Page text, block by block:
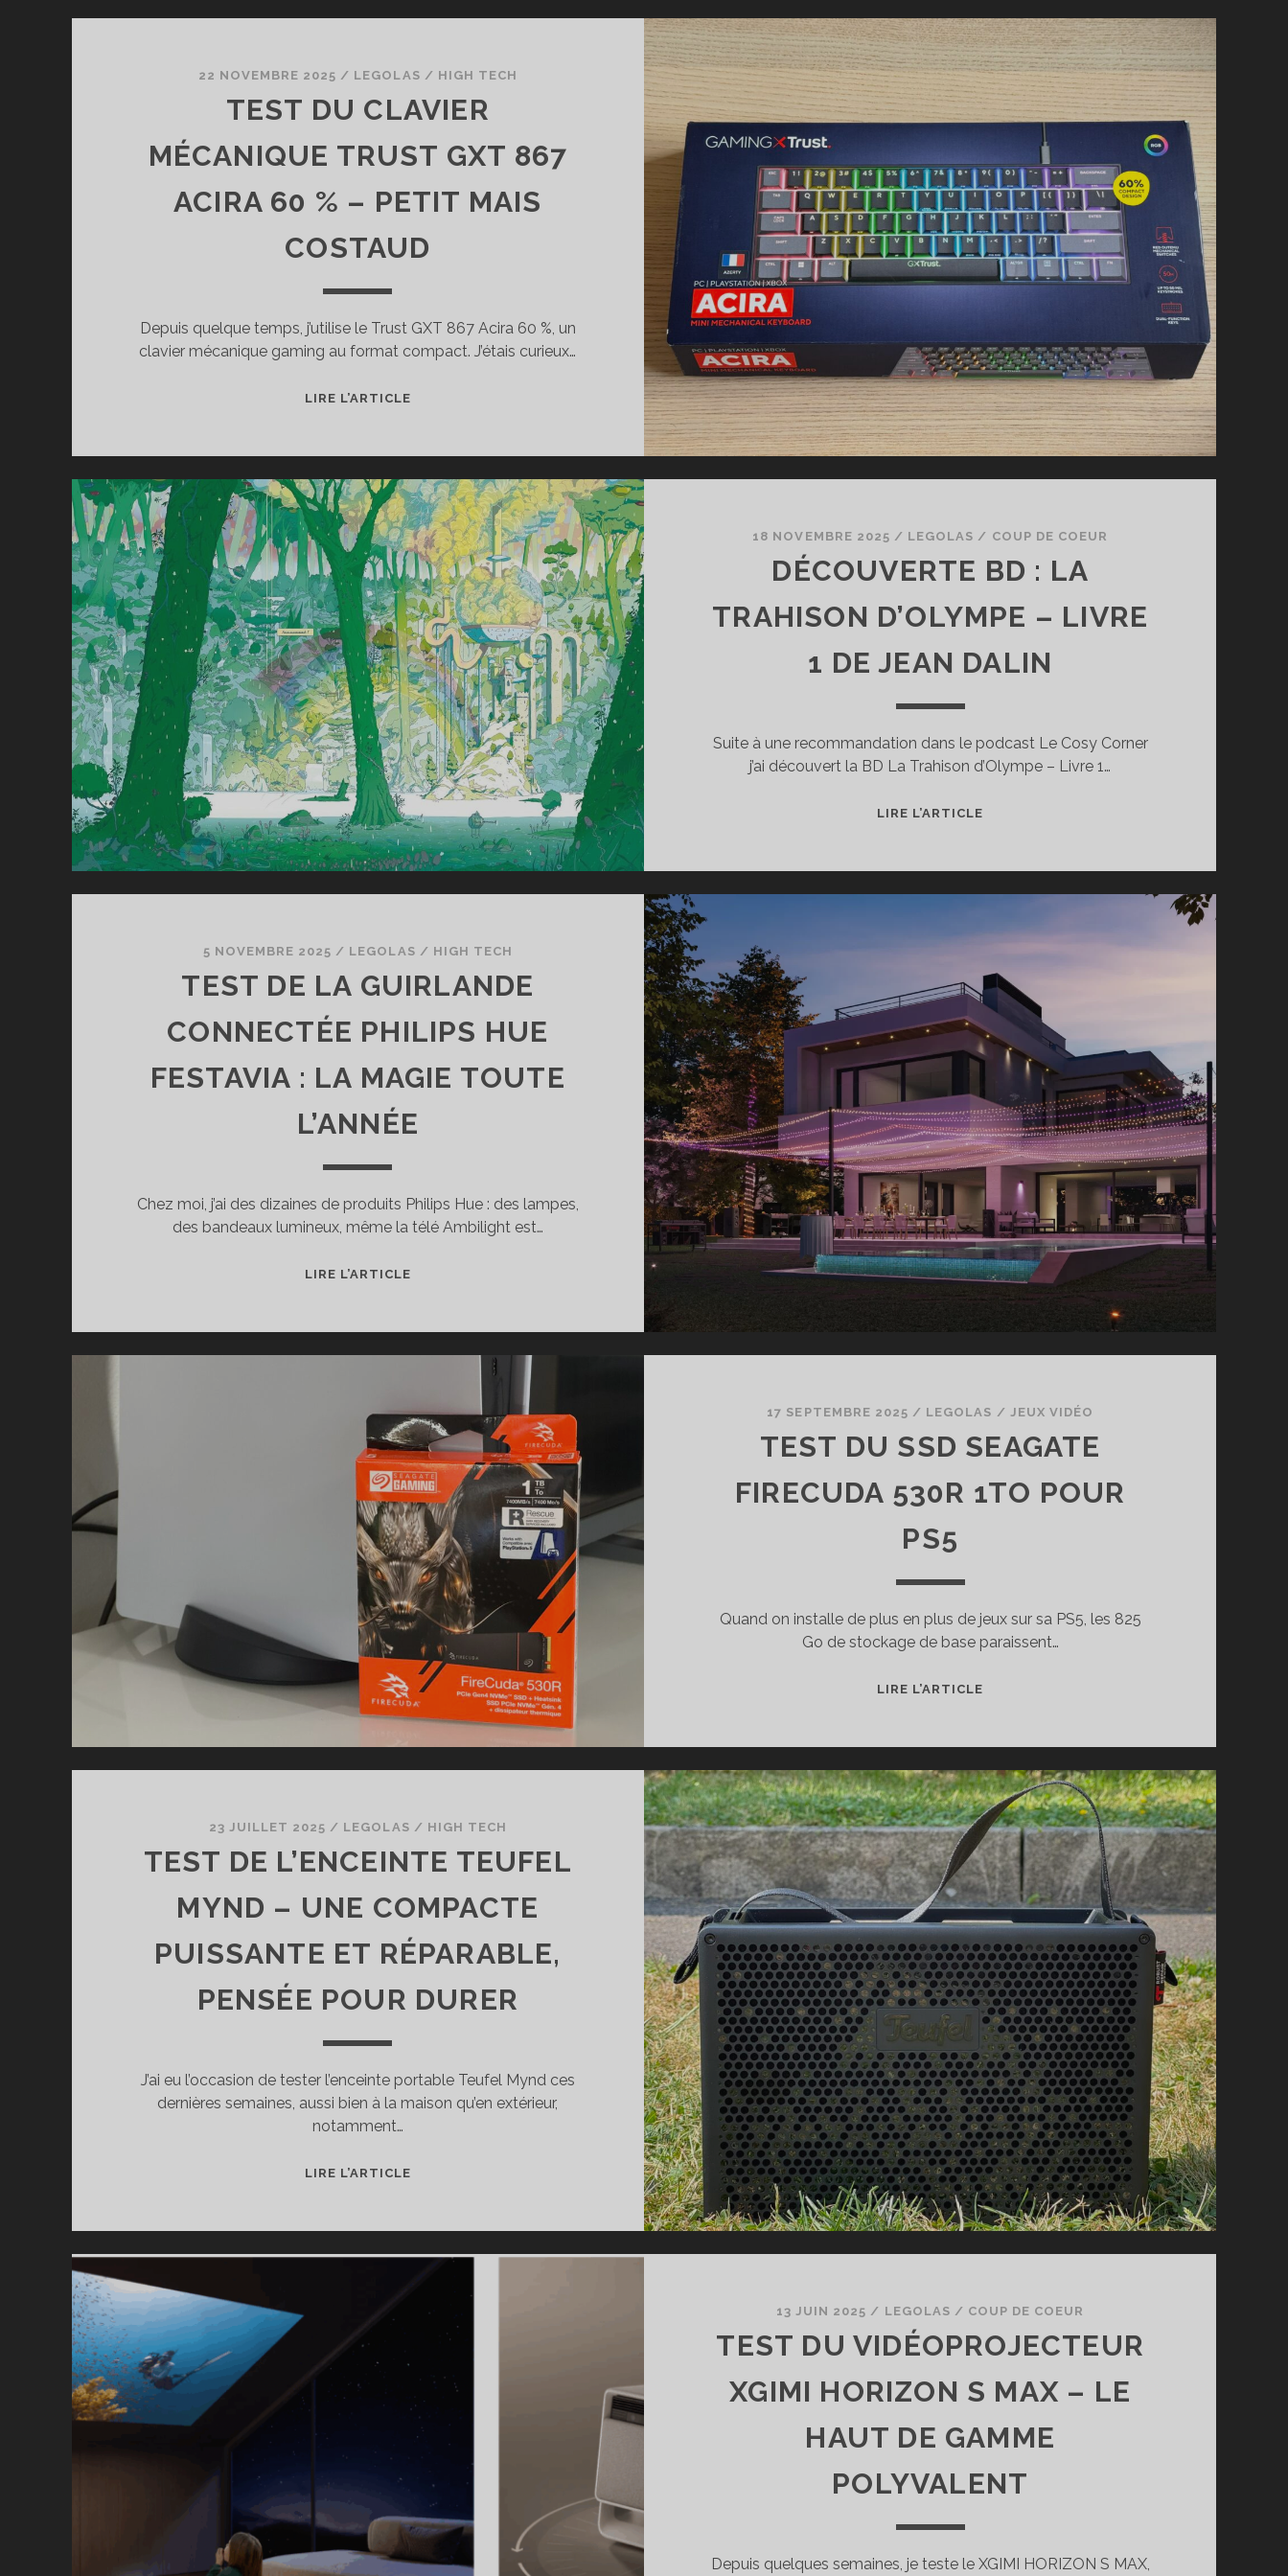
QUAND
ON
VIENT
D’AVOIR
LA
SWITCH
2
22 NOVEMBRE 2025 / LEGOLAS / HIGH TECH
TEST DU CLAVIER
MÉCANIQUE TRUST GXT 867
ACIRA 60 % – PETIT MAIS
COSTAUD
Depuis quelque temps, j’utilise le Trust GXT 867 Acira 60 %, un
clavier mécanique gaming au format compact. J’étais curieux…
LIRE L’ARTICLE
TRUST
GXT
867
ACIRA
60
%
–
PETIT
MAIS
COSTAUD
18 NOVEMBRE 2025 / LEGOLAS / COUP DE COEUR
DÉCOUVERTE BD : LA
TRAHISON D’OLYMPE – LIVRE
1 DE JEAN DALIN
Suite à une recommandation dans le podcast Le Cosy Corner
j’ai découvert la BD La Trahison d’Olympe – Livre 1…
LIRE L’ARTICLE
LIVRE
1
DE
JEAN
DALIN
5 NOVEMBRE 2025 / LEGOLAS / HIGH TECH
TEST DE LA GUIRLANDE
CONNECTÉE PHILIPS HUE
FESTAVIA : LA MAGIE TOUTE
L’ANNÉE
Chez moi, j’ai des dizaines de produits Philips Hue : des lampes,
des bandeaux lumineux, même la télé Ambilight est…
LIRE L’ARTICLE
CONNECTÉE
HUE
FESTAVIA
:
LA
MAGIE
TOUTE
L’ANNÉE
17 SEPTEMBRE 2025 / LEGOLAS / JEUX VIDÉO
TEST DU SSD SEAGATE
FIRECUDA 530R 1TO POUR
PS5
Quand on installe de plus en plus de jeux sur sa PS5, les 825
Go de stockage de base paraissent…
LIRE L’ARTICLE
FIRECUDA
530R
1TO
POUR
PS5
23 JUILLET 2025 / LEGOLAS / HIGH TECH
TEST DE L’ENCEINTE TEUFEL
MYND – UNE COMPACTE
PUISSANTE ET RÉPARABLE,
PENSÉE POUR DURER
J’ai eu l’occasion de tester l’enceinte portable Teufel Mynd ces
dernières semaines, aussi bien à la maison qu’en extérieur,
notamment…
LIRE L’ARTICLE
MYND
–
UNE
COMPACTE
RÉPARABLE,
PENSÉE
13 JUIN 2025 / LEGOLAS / COUP DE COEUR
TEST DU VIDÉOPROJECTEUR
XGIMI HORIZON S MAX – LE
HAUT DE GAMME
POLYVALENT
Depuis quelques semaines, je teste le XGIMI HORIZON S MAX,